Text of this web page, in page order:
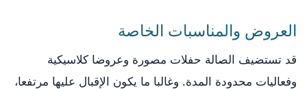
العروض والمناسبات الخاصة
قد تستضيف الصالة حفلات مصورة وعروضا كلاسيكية
وفعاليات محدودة المدة. وغالبا ما يكون الإقبال عليها مرتفعا،